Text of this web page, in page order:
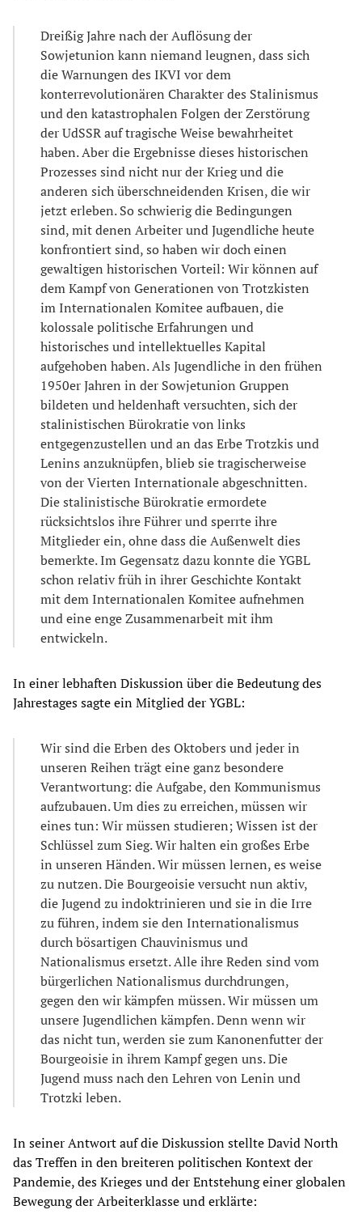
Dreißig Jahre nach der Auflösung der
Sowjetunion kann niemand leugnen, dass sich
die Warnungen des IKVI vor dem
konterrevolutionären Charakter des Stalinismus
und den katastrophalen Folgen der Zerstörung
der UdSSR auf tragische Weise bewahrheitet
haben. Aber die Ergebnisse dieses historischen
Prozesses sind nicht nur der Krieg und die
anderen sich überschneidenden Krisen, die wir
jetzt erleben. So schwierig die Bedingungen
sind, mit denen Arbeiter und Jugendliche heute
konfrontiert sind, so haben wir doch einen
gewaltigen historischen Vorteil: Wir können auf
dem Kampf von Generationen von Trotzkisten
im Internationalen Komitee aufbauen, die
kolossale politische Erfahrungen und
historisches und intellektuelles Kapital
aufgehoben haben. Als Jugendliche in den frühen
1950er Jahren in der Sowjetunion Gruppen
bildeten und heldenhaft versuchten, sich der
stalinistischen Bürokratie von links
entgegenzustellen und an das Erbe Trotzkis und
Lenins anzuknüpfen, blieb sie tragischerweise
von der Vierten Internationale abgeschnitten.
Die stalinistische Bürokratie ermordete
rücksichtslos ihre Führer und sperrte ihre
Mitglieder ein, ohne dass die Außenwelt dies
bemerkte. Im Gegensatz dazu konnte die YGBL
schon relativ früh in ihrer Geschichte Kontakt
mit dem Internationalen Komitee aufnehmen
und eine enge Zusammenarbeit mit ihm
entwickeln.
In einer lebhaften Diskussion über die Bedeutung des
Jahrestages sagte ein Mitglied der YGBL:
Wir sind die Erben des Oktobers und jeder in
unseren Reihen trägt eine ganz besondere
Verantwortung: die Aufgabe, den Kommunismus
aufzubauen. Um dies zu erreichen, müssen wir
eines tun: Wir müssen studieren; Wissen ist der
Schlüssel zum Sieg. Wir halten ein großes Erbe
in unseren Händen. Wir müssen lernen, es weise
zu nutzen. Die Bourgeoisie versucht nun aktiv,
die Jugend zu indoktrinieren und sie in die Irre
zu führen, indem sie den Internationalismus
durch bösartigen Chauvinismus und
Nationalismus ersetzt. Alle ihre Reden sind vom
bürgerlichen Nationalismus durchdrungen,
gegen den wir kämpfen müssen. Wir müssen um
unsere Jugendlichen kämpfen. Denn wenn wir
das nicht tun, werden sie zum Kanonenfutter der
Bourgeoisie in ihrem Kampf gegen uns. Die
Jugend muss nach den Lehren von Lenin und
Trotzki leben.
In seiner Antwort auf die Diskussion stellte David North
das Treffen in den breiteren politischen Kontext der
Pandemie, des Krieges und der Entstehung einer globalen
Bewegung der Arbeiterklasse und erklärte: